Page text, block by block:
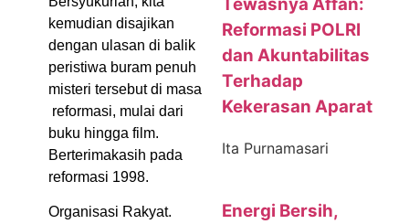
kemudian disajikan
dengan ulasan di balik
peristiwa buram penuh
misteri tersebut di masa
reformasi, mulai dari
buku hingga film.
Berterimakasih pada
reformasi 1998.
Organisasi Rakyat.
Reformasi POLRI
dan Akuntabilitas
Terhadap
Kekerasan Aparat
Ita Purnamasari
Energi Bersih,